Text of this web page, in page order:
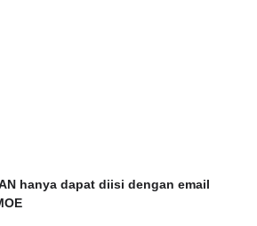
hanya dapat diisi dengan email